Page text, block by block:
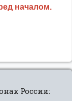
началом.
России: